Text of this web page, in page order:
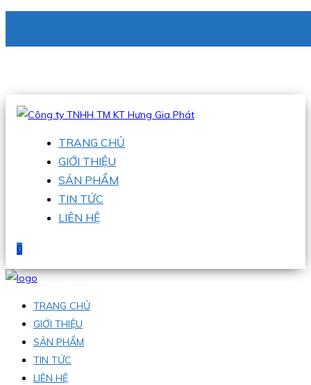
Hotline:0938 336 079
TRANG CHỦ
GIỚI THIỆU
SẢN PHẨM
TIN TỨC
LIÊN HỆ
0
TRANG CHỦ
GIỚI THIỆU
SẢN PHẨM
TIN TỨC
LIÊN HỆ